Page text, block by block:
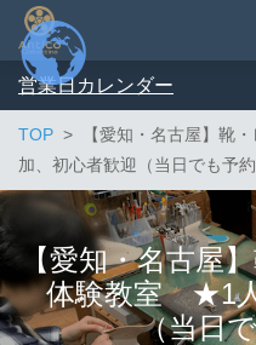
営業日カレンダー
TOP
【愛知・名古屋】靴
加、初心者歓迎（当日でも予約
【愛知・名古屋
体験教室 ★1
（当日